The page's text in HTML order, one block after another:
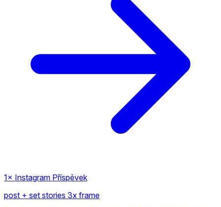
1× Instagram Příspěvek
post + set stories 3x frame